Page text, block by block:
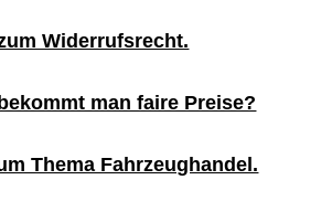
Widerrufsrecht.
man faire Preise?
Thema Fahrzeughandel.